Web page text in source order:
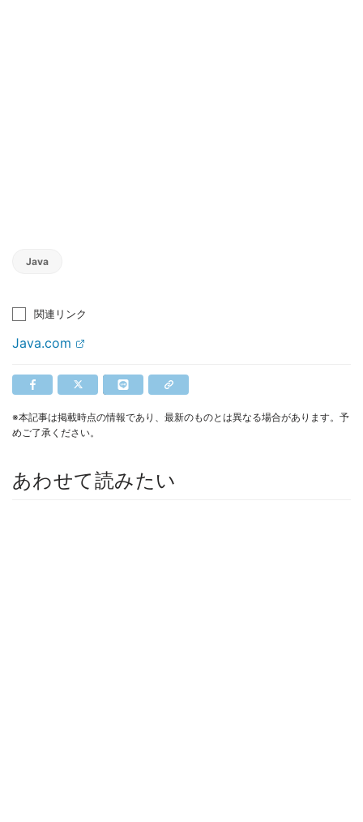
Java
関連リンク
Java.com
※本記事は掲載時点の情報であり、最新のものとは異なる場合があります。予
めご了承ください。
あわせて読みたい